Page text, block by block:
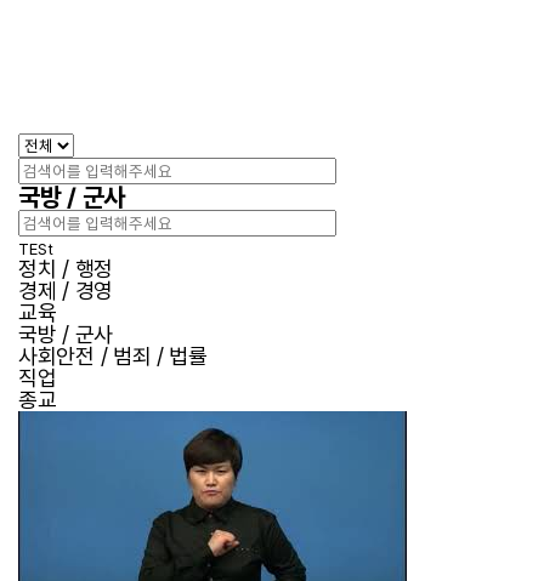
국방 / 군사
TESt
정치 / 행정
경제 / 경영
교육
국방 / 군사
사회안전 / 범죄 / 법률
직업
종교